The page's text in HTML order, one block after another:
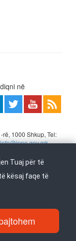
në
rë, 1000 Shkup, Tel:
info@ippo.gov.mk
Tuaj për të
kësaj faqe të